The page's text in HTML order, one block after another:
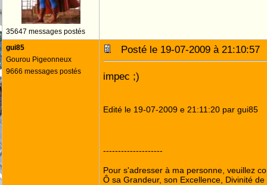
35647 messages postés
gui85
Gourou Pigeonneux
9666 messages postés
Posté le 19-07-2009 à
impec ;)
Edité le 19-07-2009 e 21:11:20 par gui85
--------------------
Pour s'adresser à ma personne, veuillez
Ô sa Grandeur, son Excellence, Divinité